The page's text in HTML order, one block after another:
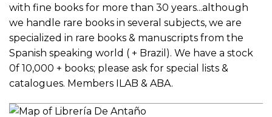
with fine books for more than 30 years...although
we handle rare books in several subjects, we are
specialized in rare books & manuscripts from the
Spanish speaking world ( + Brazil). We have a stock
0f 10,000 + books; please ask for special lists &
catalogues. Members ILAB & ABA.